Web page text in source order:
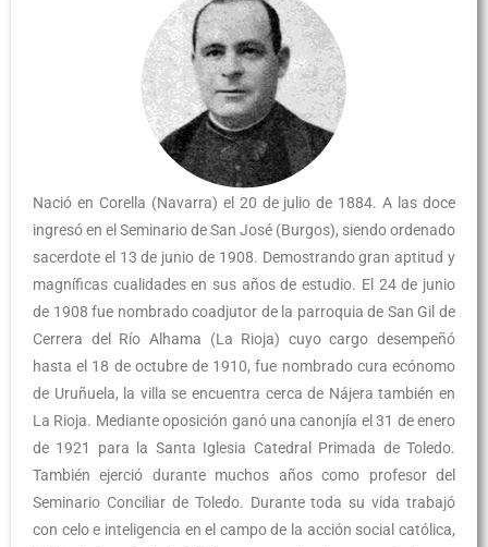
Nació en Corella (Navarra) el 20 de julio de 1884. A las doce
ingresó en el Seminario de San José (Burgos), siendo ordenado
sacerdote el 13 de junio de 1908. Demostrando gran aptitud y
magníficas cualidades en sus años de estudio. El 24 de junio
de 1908 fue nombrado coadjutor de la parroquia de San Gil de
Cerrera del Río Alhama (La Rioja) cuyo cargo desempeñó
hasta el 18 de octubre de 1910, fue nombrado cura ecónomo
de Uruñuela, la villa se encuentra cerca de Nájera también en
La Rioja. Mediante oposición ganó una canonjía el 31 de enero
de 1921 para la Santa Iglesia Catedral Primada de Toledo.
También ejerció durante muchos años como profesor del
Seminario Conciliar de Toledo. Durante toda su vida trabajó
con celo e inteligencia en el campo de la acción social católica,